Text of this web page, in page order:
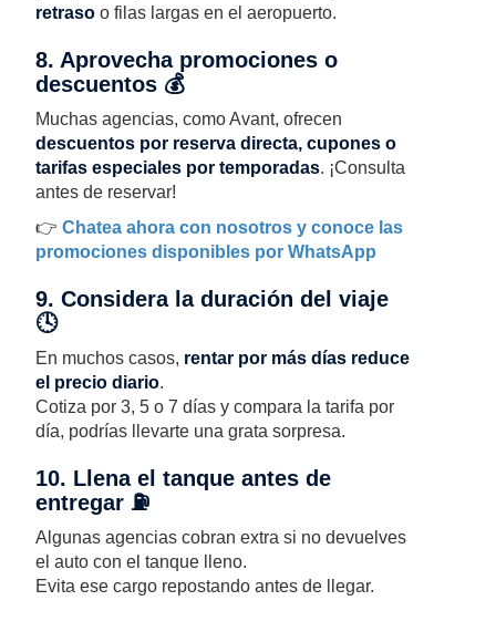
retraso o filas largas en el aeropuerto.
8. Aprovecha promociones o
descuentos 💰
Muchas agencias, como Avant, ofrecen
descuentos por reserva directa, cupones o
tarifas especiales por temporadas. ¡Consulta
antes de reservar!
👉 Chatea ahora con nosotros y conoce las
promociones disponibles por WhatsApp
9. Considera la duración del viaje
🕓
En muchos casos, rentar por más días reduce
el precio diario.
Cotiza por 3, 5 o 7 días y compara la tarifa por
día, podrías llevarte una grata sorpresa.
10. Llena el tanque antes de
entregar ⛽
Algunas agencias cobran extra si no devuelves
el auto con el tanque lleno.
Evita ese cargo repostando antes de llegar.